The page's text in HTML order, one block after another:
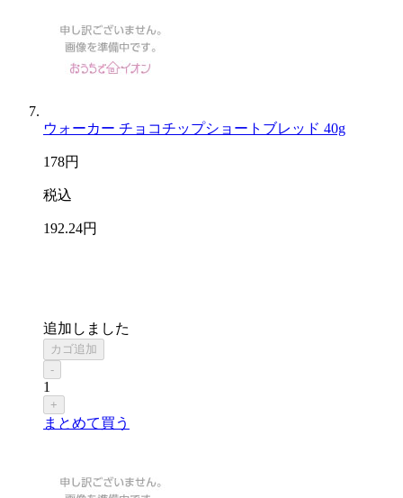
ウォーカー チョコチップショートブレッド 40g
178円
税込
192.24円
追加しました
カゴ追加
-
1
+
まとめて買う